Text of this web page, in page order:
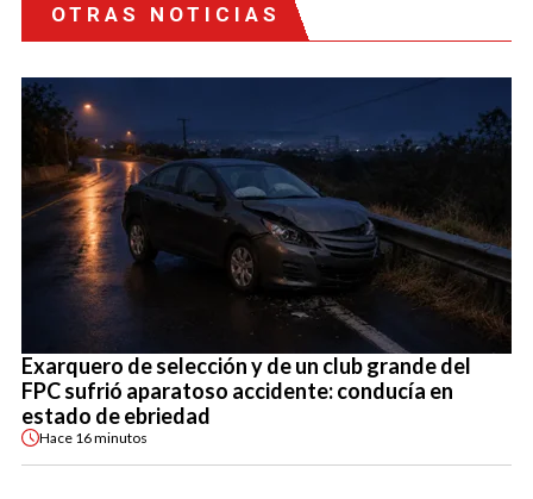
OTRAS NOTICIAS
Exarquero de selección y de un club grande del
FPC sufrió aparatoso accidente: conducía en
estado de ebriedad
Hace 16 minutos